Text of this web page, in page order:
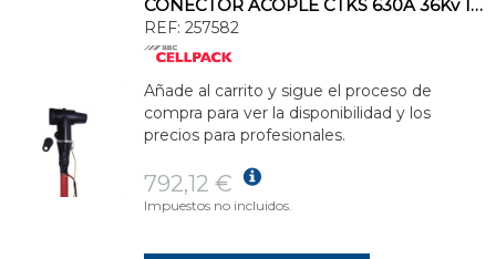
CONECTOR ACOPLE CTKS 630A 36Kv 150/240
REF: 257582
Añade al carrito y sigue el proceso de
compra para ver la disponibilidad y los
precios para profesionales.
792,12 €
Impuestos no incluidos.